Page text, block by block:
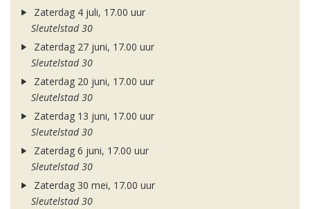
Zaterdag 4 juli, 17.00 uur
Sleutelstad 30
Zaterdag 27 juni, 17.00 uur
Sleutelstad 30
Zaterdag 20 juni, 17.00 uur
Sleutelstad 30
Zaterdag 13 juni, 17.00 uur
Sleutelstad 30
Zaterdag 6 juni, 17.00 uur
Sleutelstad 30
Zaterdag 30 mei, 17.00 uur
Sleutelstad 30